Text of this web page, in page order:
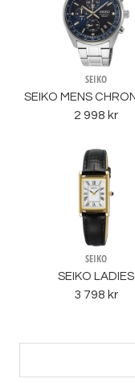
SEIKO
2 998 kr
SEIKO
SEIKO LADIES
3 798 kr